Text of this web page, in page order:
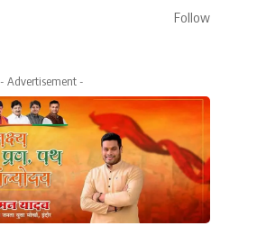
Follow
- Advertisement -